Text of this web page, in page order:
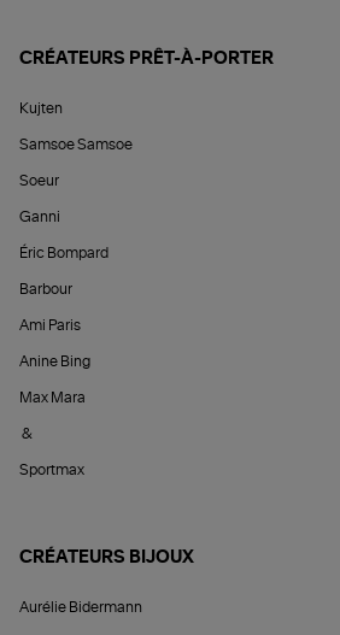
CRÉATEURS PRÊT-À-PORTER
Kujten
Samsoe Samsoe
Soeur
Ganni
Éric Bompard
Barbour
Ami Paris
Anine Bing
Max Mara
&
Sportmax
CRÉATEURS BIJOUX
Aurélie Bidermann